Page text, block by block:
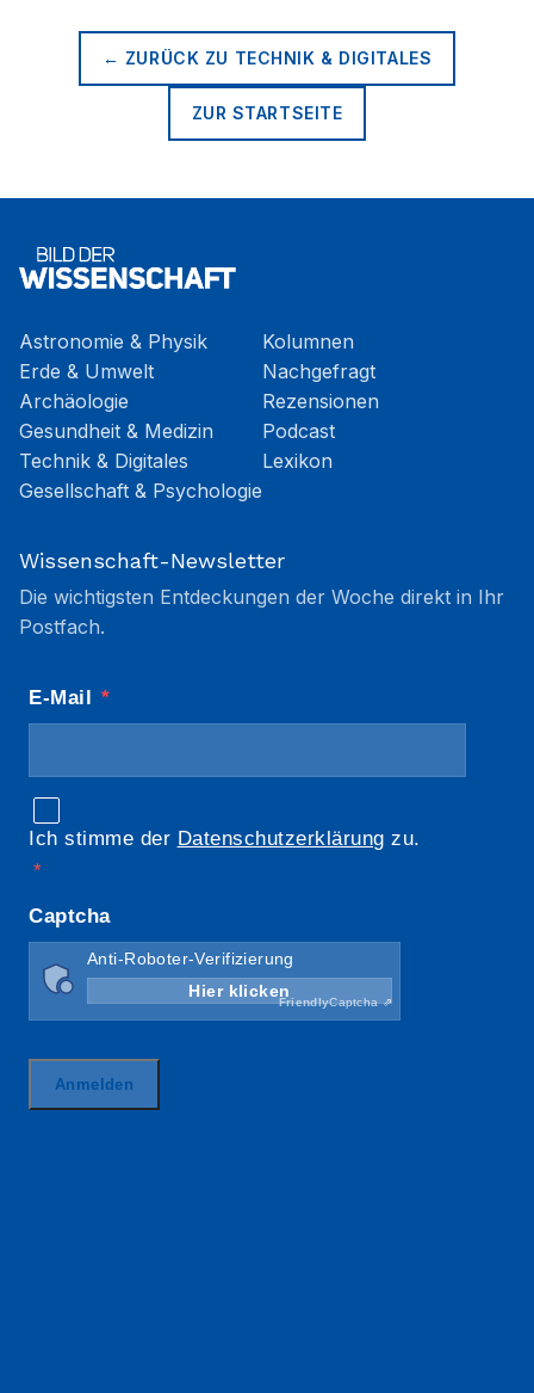
← ZURÜCK ZU TECHNIK & DIGITALES
ZUR STARTSEITE
Astronomie & Physik
Erde & Umwelt
Archäologie
Gesundheit & Medizin
Technik & Digitales
Gesellschaft & Psychologie
Kolumnen
Nachgefragt
Rezensionen
Podcast
Lexikon
Wissenschaft-Newsletter
Die wichtigsten Entdeckungen der Woche direkt in Ihr
Postfach.